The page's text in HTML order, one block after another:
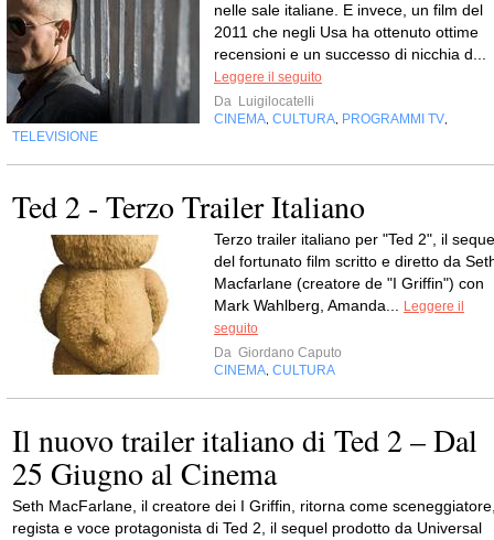
nelle sale italiane. E invece, un film del
2011 che negli Usa ha ottenuto ottime
recensioni e un successo di nicchia d...
Leggere il seguito
Da Luigilocatelli
CINEMA CULTURA PROGRAMMI TV
TELEVISIONE
Ted 2 - Terzo Trailer Italiano
Terzo trailer italiano per "Ted 2", il
del fortunato film scritto e diretto da
Macfarlane (creatore de "I Griffin") con
Mark Wahlberg, Amanda...
Leggere il
seguito
Da Giordano Caputo
CINEMA CULTURA
Il nuovo trailer italiano di Ted 2 – Dal
25 Giugno al Cinema
Seth MacFarlane, il creatore dei I Griffin, ritorna come
regista e voce protagonista di Ted 2, il sequel prodotto da Universal